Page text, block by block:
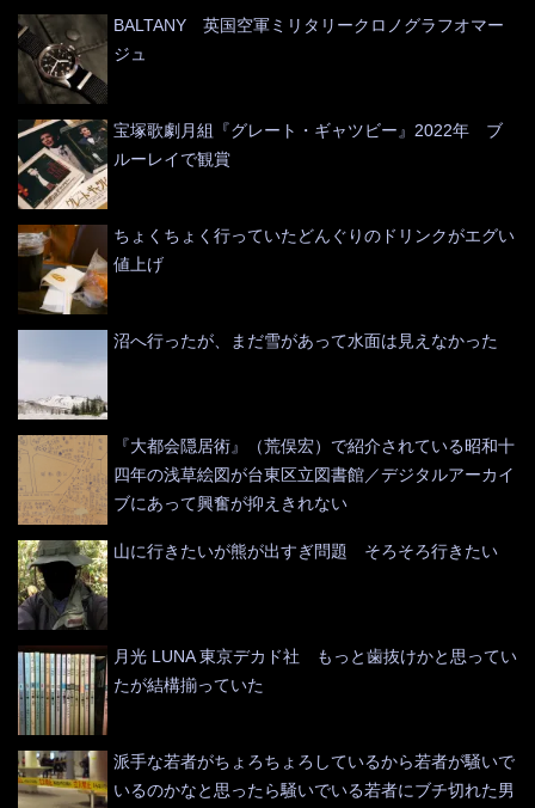
BALTANY 英国空軍ミリタリークロノグラフオマー
ジュ
宝塚歌劇月組『グレート・ギャツビー』2022年 ブ
ルーレイで観賞
ちょくちょく行っていたどんぐりのドリンクがエグい
値上げ
沼へ行ったが、まだ雪があって水面は見えなかった
『大都会隠居術』（荒俣宏）で紹介されている昭和十
四年の浅草絵図が台東区立図書館／デジタルアーカイ
ブにあって興奮が抑えきれない
山に行きたいが熊が出すぎ問題 そろそろ行きたい
月光 LUNA 東京デカド社 もっと歯抜けかと思ってい
たが結構揃っていた
派手な若者がちょろちょろしているから若者が騒いで
いるのかなと思ったら騒いでいる若者にブチ切れた男